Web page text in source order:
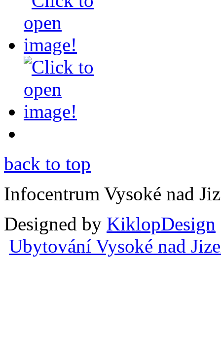
back to top
Infocentrum Vysoké nad
Designed by KiklopDesign
Ubytování Vysoké nad